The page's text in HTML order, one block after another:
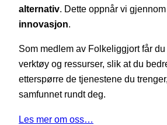
alternativ. Dette oppnår vi gjennom
innovasjon.
Som medlem av Folkeliggjort får
verktøy og ressurser, slik at du
etterspørre de tjenestene du
samfunnet rundt deg.
Les mer om oss…